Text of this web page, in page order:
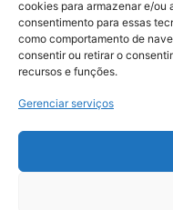
cookies para armazenar e/ou
consentimento para essas
como comportamento de
consentir ou retirar o
recursos e funções.
Gerenciar serviços
05/
© 2026, Todos os direitos
Digital Business|
Fale
Política de Segurança e